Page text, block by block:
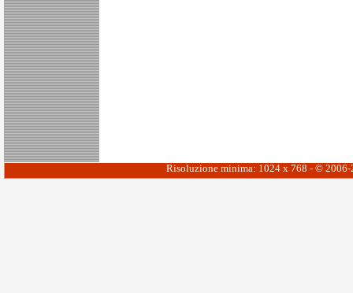
Risoluzione minima: 1024 x 768 - ©